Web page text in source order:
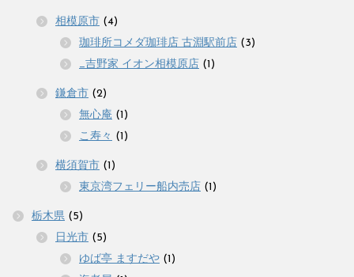
相模原市 (4)
珈琲所コメダ珈琲店 古淵駅前店 (3)
_吉野家 イオン相模原店 (1)
鎌倉市 (2)
無心庵 (1)
こ寿々 (1)
横須賀市 (1)
東京湾フェリー船内売店 (1)
栃木県 (5)
日光市 (5)
ゆば亭 ますだや (1)